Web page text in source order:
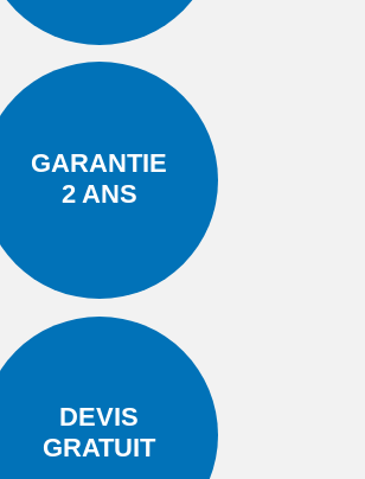
GARANTIE
2 ANS
DEVIS
GRATUIT